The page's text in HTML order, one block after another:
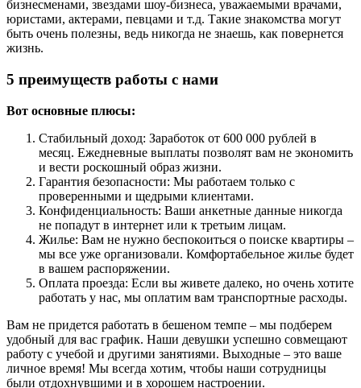
бизнесменами, звездами шоу-бизнеса, уважаемыми врачами,
юристами, актерами, певцами и т.д. Такие знакомства могут
быть очень полезны, ведь никогда не знаешь, как повернется
жизнь.
5 преимуществ работы с нами
Вот основные плюсы:
Стабильный доход: Заработок от 600 000 рублей в
месяц. Ежедневные выплаты позволят вам не экономить
и вести роскошный образ жизни.
Гарантия безопасности: Мы работаем только с
проверенными и щедрыми клиентами.
Конфиденциальность: Ваши анкетные данные никогда
не попадут в интернет или к третьим лицам.
Жилье: Вам не нужно беспокоиться о поиске квартиры –
мы все уже организовали. Комфортабельное жилье будет
в вашем распоряжении.
Оплата проезда: Если вы живете далеко, но очень хотите
работать у нас, мы оплатим вам транспортные расходы.
Вам не придется работать в бешеном темпе – мы подберем
удобный для вас график. Наши девушки успешно совмещают
работу с учебой и другими занятиями. Выходные – это ваше
личное время! Мы всегда хотим, чтобы наши сотрудницы
были отдохнувшими и в хорошем настроении.